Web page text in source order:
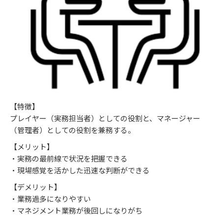
【特徴】
プレイヤー（実務担当者）としての役割と、マネージャー
（管理者）としての役割を兼務する。
【メリット】
・実務の最前線で状況を把握できる
・現場感覚を活かした迅速な判断ができる
【デメリット】
・業務過多になりやすい
・マネジメント業務が後回しになりがち